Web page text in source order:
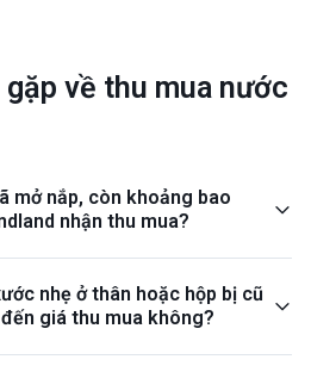
về thu mua nước
mở nắp, còn khoảng bao
nhận thu mua?
nhẹ ở thân hoặc hộp bị cũ
giá thu mua không?